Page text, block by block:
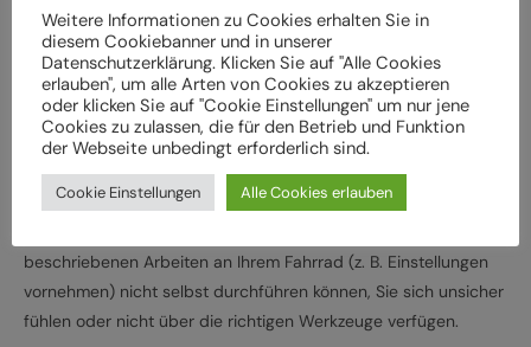
überprüft werden
Lassen Sie das Fahrrad entsprechend den
Herstellervorgaben regelmäßig von einem Fachbetrieb
überprüfen und warten, um Gefährdungen, z. B.
verschleißbedingt, zu vermeiden
Halten Sie die angegebenen Drehmomente (Nm) für die
Montage von Bauteilen ein
beschriebenen Arbeiten an Ihrem Fahrrad (z. B. Einstellungen
vornehmen) nicht selbst durchführen können, Sie sich unsicher
fühlen oder nicht über die richtigen Werkzeuge verfügen.
Weitere Informationen zu Cookies erhalten Sie in
diesem Cookiebanner und in unserer
Datenschutzerklärung. Klicken Sie auf "Alle Cookies
erlauben", um alle Arten von Cookies zu akzeptieren
oder klicken Sie auf "Cookie Einstellungen" um nur jene
Cookies zu zulassen, die für den Betrieb und Funktion
der Webseite unbedingt erforderlich sind.
Cookie Einstellungen Alle Cookies erlauben